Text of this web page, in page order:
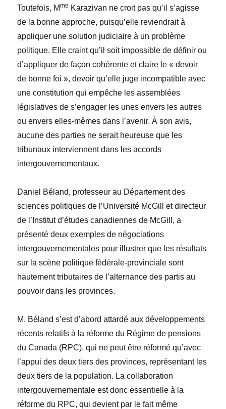
Toutefois, Mme Karazivan ne croit pas qu’il s’agisse
de la bonne approche, puisqu’elle reviendrait à
appliquer une solution judiciaire à un problème
politique. Elle craint qu’il soit impossible de définir ou
d’appliquer de façon cohérente et claire le « devoir
de bonne foi », devoir qu’elle juge incompatible avec
une constitution qui empêche les assemblées
législatives de s’engager les unes envers les autres
ou envers elles-mêmes dans l’avenir. À son avis,
aucune des parties ne serait heureuse que les
tribunaux interviennent dans les accords
intergouvernementaux.
Daniel Béland, professeur au Département des
sciences politiques de l’Université McGill et directeur
de l’Institut d’études canadiennes de McGill, a
présenté deux exemples de négociations
intergouvernementales pour illustrer que les résultats
sur la scène politique fédérale-provinciale sont
hautement tributaires de l’alternance des partis au
pouvoir dans les provinces.
M. Béland s’est d’abord attardé aux développements
récents relatifs à la réforme du Régime de pensions
du Canada (RPC), qui ne peut être réformé qu’avec
l’appui des deux tiers des provinces, représentant les
deux tiers de la population. La collaboration
intergouvernementale est donc essentielle à la
réforme du RPC, qui devient par le fait même